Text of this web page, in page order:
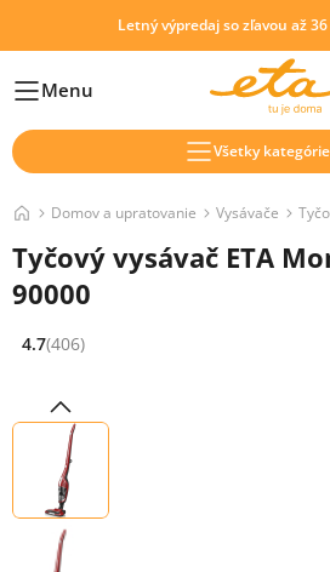
Letný výpredaj so zľavou až 36
HlavníMenu
Všetky kategórie
Domov a upratovanie Vysávače
Tyčový vysávač ETA
90000
Hodnocení: 4.7 z 5 (406 recenzí)
4.7(406)